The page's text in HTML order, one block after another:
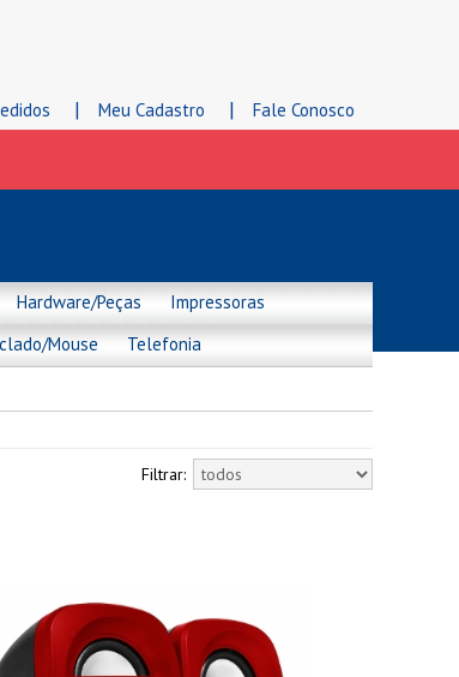
| Meu Cadastro | Fale Conosco
Hardware/Peças
Impressoras
Mouse Telefonia
Filtrar: